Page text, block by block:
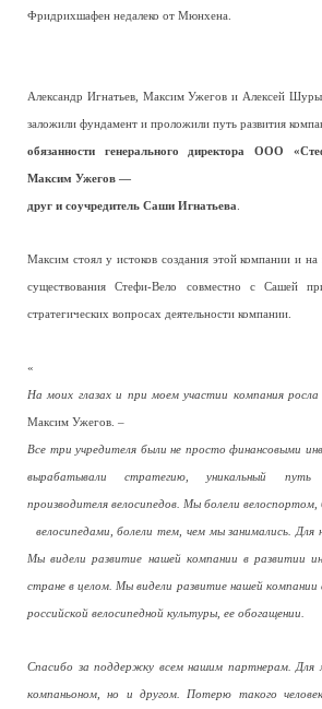
Фридрихшафен недалеко от Мюнхена.
Александр Игнатьев, Максим Ужегов и Алексей
заложили фундамент и проложили путь развития
обязанности генерального директора ООО
Максим Ужегов —
друг и соучредитель Саши Игнатьева
Максим стоял у истоков создания этой компании и
существования Стефи-Вело совместно с Сашей
стратегических вопросах деятельности компании.
«
На моих глазах и при моем участии компания росла
Максим Ужегов. –
Все три учредителя были не просто финансовыми
вырабатывали стратегию, уникальный путь
производителя велосипедов. Мы болели велоспортом,
велосипедами, болели тем, чем мы занимались. Для
Мы видели развитие нашей компании в развитии
стране в целом. Мы видели развитие нашей компании
российской велосипедной культуры, ее обогащении.
Спасибо за поддержку всем нашим партнерам. Для
компаньоном, но и другом. Потерю такого